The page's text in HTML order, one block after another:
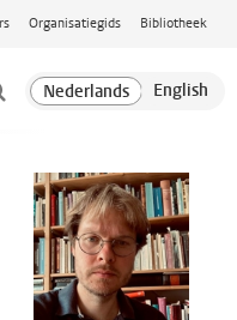
Organisatiegids Bibliotheek